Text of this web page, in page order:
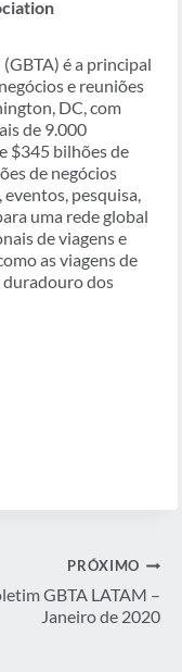
é a principal
e reuniões
DC, com
de 9.000
$345 bilhões de
de negócios
pesquisa,
uma rede global
de viagens e
as viagens de
duradouro dos
PRÓXIMO
GBTA LATAM –
Janeiro de 2020